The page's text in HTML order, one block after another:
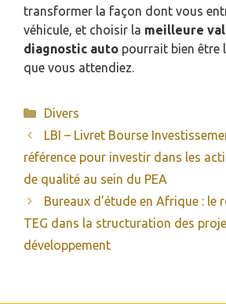
transformer la façon dont vous
véhicule, et choisir la meilleure
diagnostic auto pourrait bien être
que vous attendiez.
Catégories
Divers
LBI – Livret Bourse
référence pour investir dans les
de qualité au sein du PEA
Bureaux d’étude en Afrique : le
TEG dans la structuration des
développement